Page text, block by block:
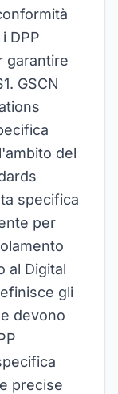
DPP
garantire
GSCN
del
specifica
per
al Digital
gli
devono
precise